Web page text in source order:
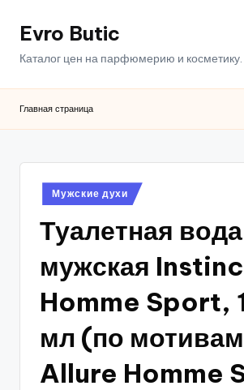
ПерейтиEvro Butic
Каталог цен на парфюмерию и косметику.
Главная страница
Опубликовано
в
Мужские духи
Туалетная вода
мужская
Homme Sport,
мл (по мотивам
Allure Homme